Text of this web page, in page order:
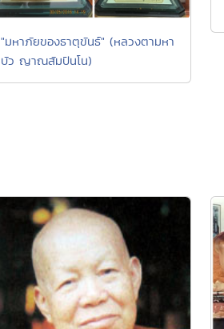
"มหาภัยของธาตุขันธ์" (หลวงตามหา
บัว ญาณสัมปันโน)